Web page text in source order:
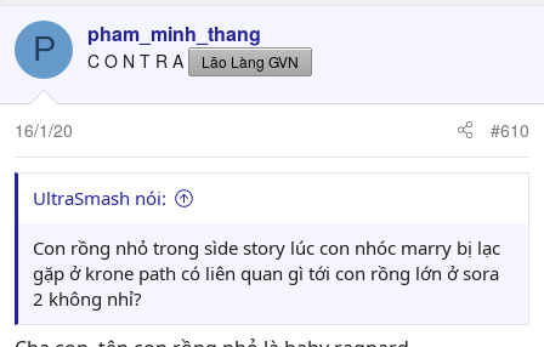
P pham_minh_thang
C O N T R A Lão Làng GVN
16/1/20 #610
UltraSmash nói:
Con rồng nhỏ trong sìde story lúc con nhóc marry bị lạc
gặp ở krone path có liên quan gì tới con rồng lớn ở sora
2 không nhỉ?